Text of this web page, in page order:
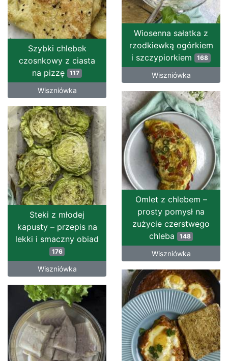
Wiosenna sałatka z
rzodkiewką ogórkiem
i szczypiorkiem 168
Wiszniówka
Szybki chlebek
czosnkowy z ciasta
na pizzę 117
Wiszniówka
Omlet z chlebem –
prosty pomysł na
zużycie czerstwego
chleba
148
Wiszniówka
Steki z młodej
kapusty – przepis na
lekki i smaczny obiad
176
Wiszniówka